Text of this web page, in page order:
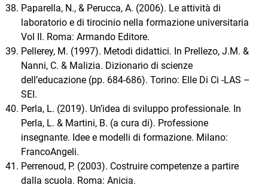
Paparella, N., & Perucca, A. (2006). Le attività di
laboratorio e di tirocinio nella formazione universitaria
Vol II. Roma: Armando Editore.
Pellerey, M. (1997). Metodi didattici. In Prellezo, J.M. &
Nanni, C. & Malizia. Dizionario di scienze
dell’educazione (pp. 684-686). Torino: Elle Di Ci -LAS –
SEI.
Perla, L. (2019). Un’idea di sviluppo professionale. In
Perla, L. & Martini, B. (a cura di). Professione
insegnante. Idee e modelli di formazione. Milano:
FrancoAngeli.
Perrenoud, P. (2003). Costruire competenze a partire
dalla scuola. Roma: Anicia.